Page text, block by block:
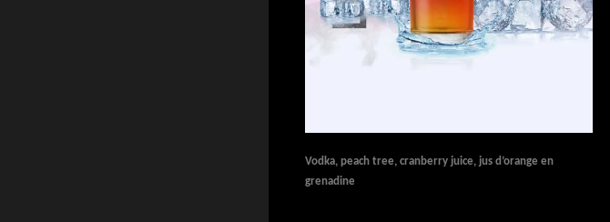
Vodka, peach tree, cranberry juice, jus d’orange en
grenadine